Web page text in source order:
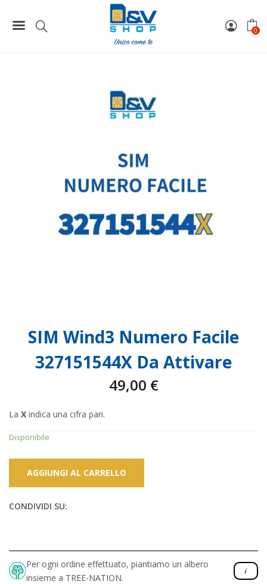
0
SIM Wind3 Numero Facile 327151544X Da Attivare
SIM Wind3 Numero Facile
327151544X Da Attivare
49,00 €
La X indica una cifra pari.
Disponibile
AGGIUNGI AL CARRELLO
CONDIVIDI SU:
Per ogni ordine effettuato, piantiamo un albero
insieme a TREE-NATION.